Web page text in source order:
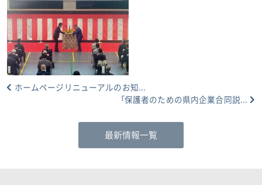
ホームページリニューアルのお知...
「保護者のための県内企業合同説...
最新情報一覧